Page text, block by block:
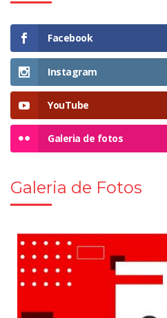
Facebook
Instagram
YouTube
Galeria de fotos
Galeria de Fotos